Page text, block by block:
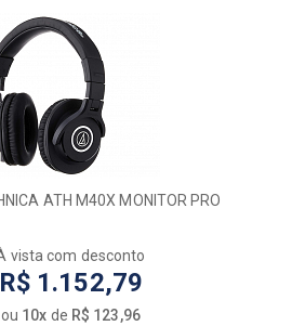
ATH M40X MONITOR PRO
vista com desconto
R$ 1.152,79
ou 10x de R$ 123,96